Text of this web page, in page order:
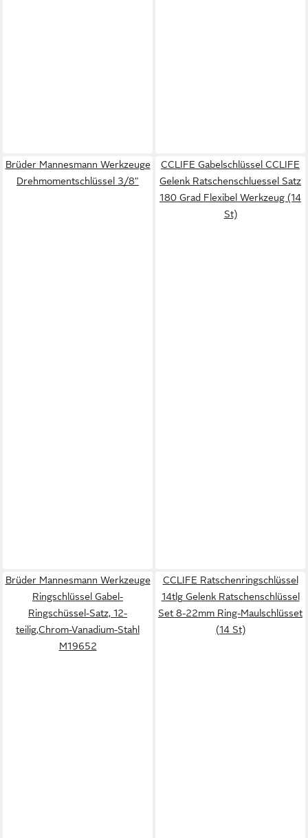
Brüder Mannesmann Werkzeuge
Drehmomentschlüssel 3/8"
CCLIFE Gabelschlüssel CCLIFE
Gelenk Ratschenschluessel Satz
180 Grad Flexibel Werkzeug (14
St)
Brüder Mannesmann Werkzeuge
Ringschlüssel Gabel-
Ringschüssel-Satz, 12-
teilig,Chrom-Vanadium-Stahl
M19652
CCLIFE Ratschenringschlüssel
14tlg Gelenk Ratschenschlüssel
Set 8-22mm Ring-Maulschlüsset
(14 St)